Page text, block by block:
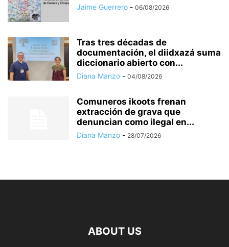
Jaime Guerrero - 06/08/2026
Tras tres décadas de
documentación, el diidxazá suma
diccionario abierto con...
Diana Manzo - 04/08/2026
Comuneros ikoots frenan
extracción de grava que
denuncian como ilegal en...
Diana Manzo - 28/07/2026
ABOUT US